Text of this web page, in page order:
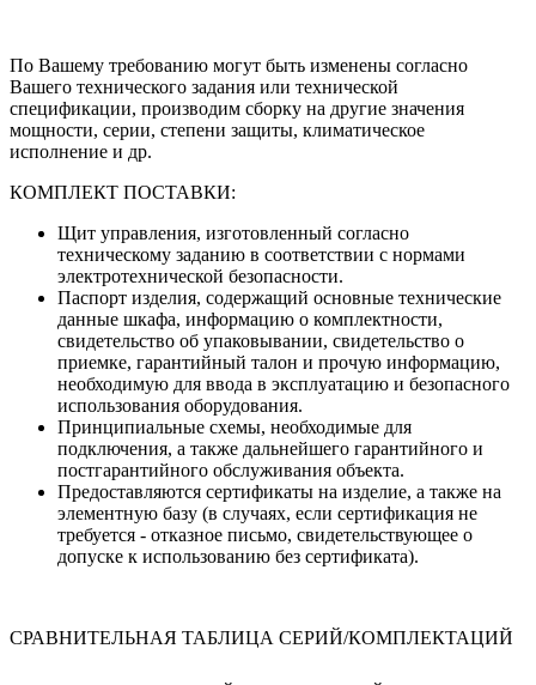
По Вашему требованию могут быть изменены согласно
Вашего технического задания или технической
спецификации, производим сборку на другие значения
мощности, серии, степени защиты, климатическое
исполнение и др.
КОМПЛЕКТ ПОСТАВКИ:
Щит управления, изготовленный согласно
техническому заданию в соответствии с нормами
электротехнической безопасности.
Паспорт изделия, содержащий основные технические
данные шкафа, информацию о комплектности,
свидетельство об упаковывании, свидетельство о
приемке, гарантийный талон и прочую информацию,
необходимую для ввода в эксплуатацию и безопасного
использования оборудования.
Принципиальные схемы, необходимые для
подключения, а также дальнейшего гарантийного и
постгарантийного обслуживания объекта.
Предоставляются сертификаты на изделие, а также на
элементную базу (в случаях, если сертификация не
требуется - отказное письмо, свидетельствующее о
допуске к использованию без сертификата).
СРАВНИТЕЛЬНАЯ ТАБЛИЦА СЕРИЙ/КОМПЛЕКТАЦИЙ